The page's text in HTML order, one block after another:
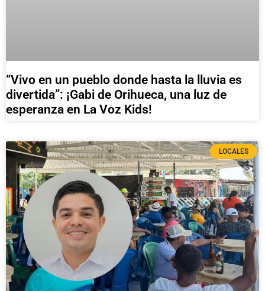
“Vivo en un pueblo donde hasta la lluvia es
divertida”: ¡Gabi de Orihueca, una luz de
esperanza en La Voz Kids!
LOCALES